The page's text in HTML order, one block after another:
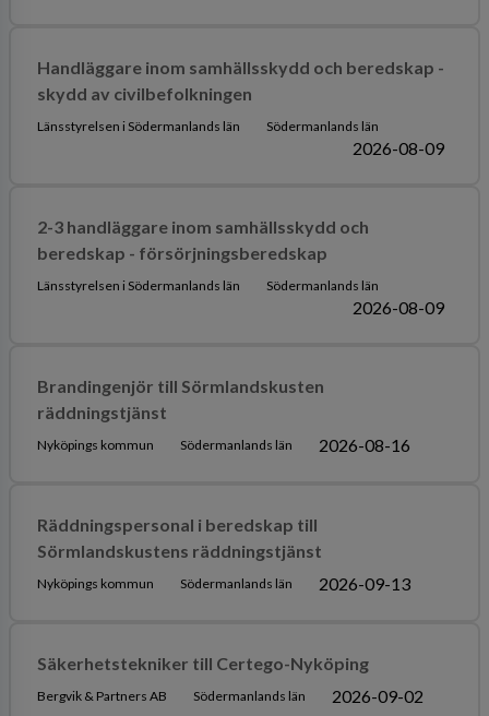
Handläggare inom samhällsskydd och beredskap -
skydd av civilbefolkningen
Länsstyrelsen i Södermanlands län Södermanlands län
2026-08-09
2-3 handläggare inom samhällsskydd och
beredskap - försörjningsberedskap
Länsstyrelsen i Södermanlands län Södermanlands län
2026-08-09
Brandingenjör till Sörmlandskusten
räddningstjänst
Nyköpings kommun Södermanlands län 2026-08-16
Räddningspersonal i beredskap till
Sörmlandskustens räddningstjänst
Nyköpings kommun Södermanlands län 2026-09-13
Säkerhetstekniker till Certego-Nyköping
Bergvik & Partners AB Södermanlands län 2026-09-02